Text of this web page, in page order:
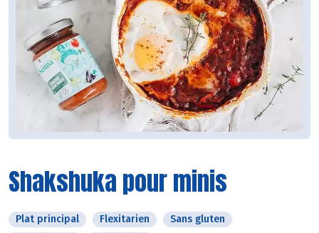
Shakshuka pour minis
Plat principal Flexitarien
Sans gluten